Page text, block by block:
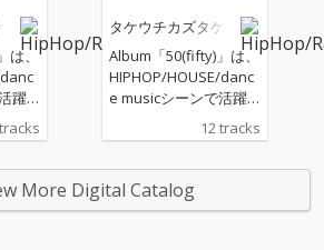
惑星
ウ
で
ラッ
吾フ
「手
書き下ろされた「惑星
／searching for Iren
e」は、プラネタリウ
ムで宇宙飛行を想像で
リーディングとトラッ
かな逸品。 小林大吾フ
ァンの間で人気の「手
は、
躍
デュ
の11
タケウチカズタケ
Album「50(fifty)」は、
HIPHOP/HOUSE/danc
e musicシーンで活躍
するキーボーディス
ト・サウンドプロデュ
カズタケの「blueprin
t」(2021年作)以来の11
12 tracks
More Digital Catalog